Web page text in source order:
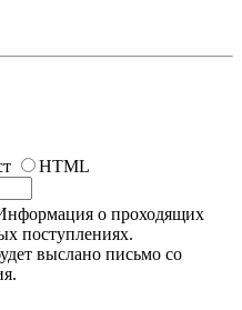
HTML
о проходящих
поступлениях.
выслано письмо со